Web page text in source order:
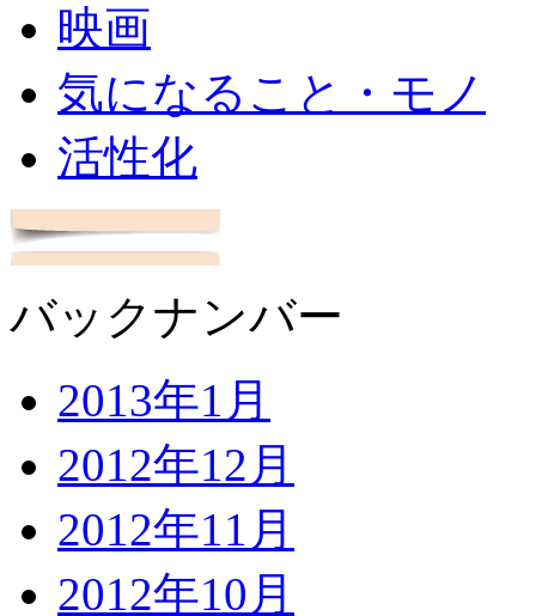
映画
気になること・モノ
活性化
バックナンバー
2013年1月
2012年12月
2012年11月
2012年10月